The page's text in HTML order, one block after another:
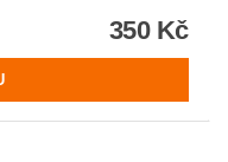
350 Kč